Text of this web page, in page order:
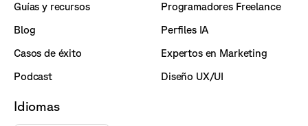
Guías y recursos
Blog
Casos de éxito
Podcast
Programadores Freelance
Perfiles IA
Expertos en Marketing
Diseño UX/UI
Idiomas